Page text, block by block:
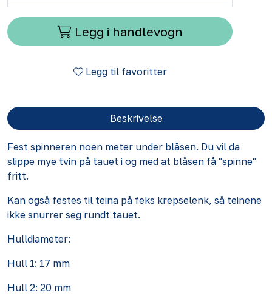
Legg i handlevogn
Legg til favoritter
Beskrivelse
Fest spinneren noen meter under blåsen. Du vil da
slippe mye tvin på tauet i og med at blåsen få "spinne"
fritt.
Kan også festes til teina på feks krepselenk, så teinene
ikke snurrer seg rundt tauet.
Hulldiameter:
Hull 1: 17 mm
Hull 2: 20 mm